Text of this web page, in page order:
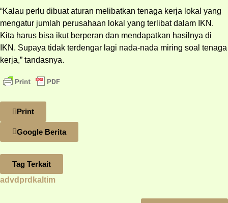
“Kalau perlu dibuat aturan melibatkan tenaga kerja lokal yang
mengatur jumlah perusahaan lokal yang terlibat dalam IKN.
Kita harus bisa ikut berperan dan mendapatkan hasilnya di
IKN. Supaya tidak terdengar lagi nada-nada miring soal tenaga
kerja,” tandasnya.
Print
Google Berita
Tag Terkait
advdprdkaltim